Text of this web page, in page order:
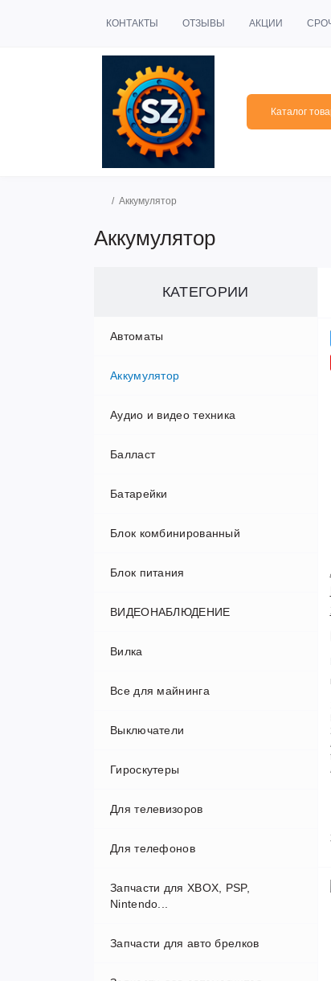
КОНТАКТЫ ОТЗЫВЫ АКЦИИ
Каталог
Аккумулятор
Аккумулятор
КАТЕГОРИИ
Автоматы
Аккумулятор
Аудио и видео техника
Аудио проигрыватели и колонки
Проекторы
Телевизоры
Балласт
Батарейки
Блок комбинированный
Блок питания
ВИДЕОНАБЛЮДЕНИЕ
Авторегистраторы
Видеорегистраторы
Камеры
Муляжи
Объектив
охрана
Вилка
Все для майнинга
Выключатели
Гироскутеры
10.5
6.5
Для телевизоров
Системные разъемы
Для телефонов
АКБ
Запчасти для XBOX, PSP,
Nintendo...
Запчасти для авто брелков